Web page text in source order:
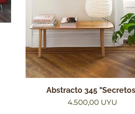
Abstracto 345
4.500,00UYU